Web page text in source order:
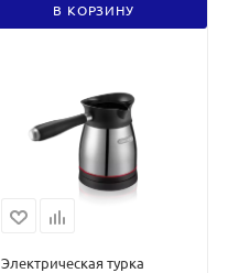
В КОРЗИНУ
Электрическая турка